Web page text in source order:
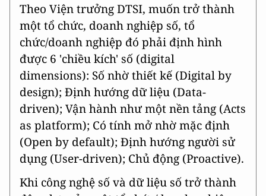
Theo Viện trưởng DTSI, muốn trở thành
một tổ chức, doanh nghiệp số, tổ
chức/doanh nghiệp đó phải định hình
được 6 'chiều kích' số (digital
dimensions): Số nhờ thiết kế (Digital by
design); Định hướng dữ liệu (Data-
driven); Vận hành như một nền tảng (Acts
as platform); Có tính mở nhờ mặc định
(Open by default); Định hướng người sử
dụng (User-driven); Chủ động (Proactive).
Khi công nghệ số và dữ liệu số trở thành